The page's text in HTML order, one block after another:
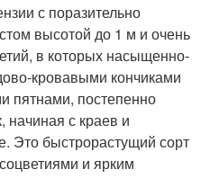
с поразительно
высотой до 1 м и очень
в которых насыщенно-
кровавыми кончиками
пятнами, постепенно
с краев и
Это быстрорастущий сорт
и ярким